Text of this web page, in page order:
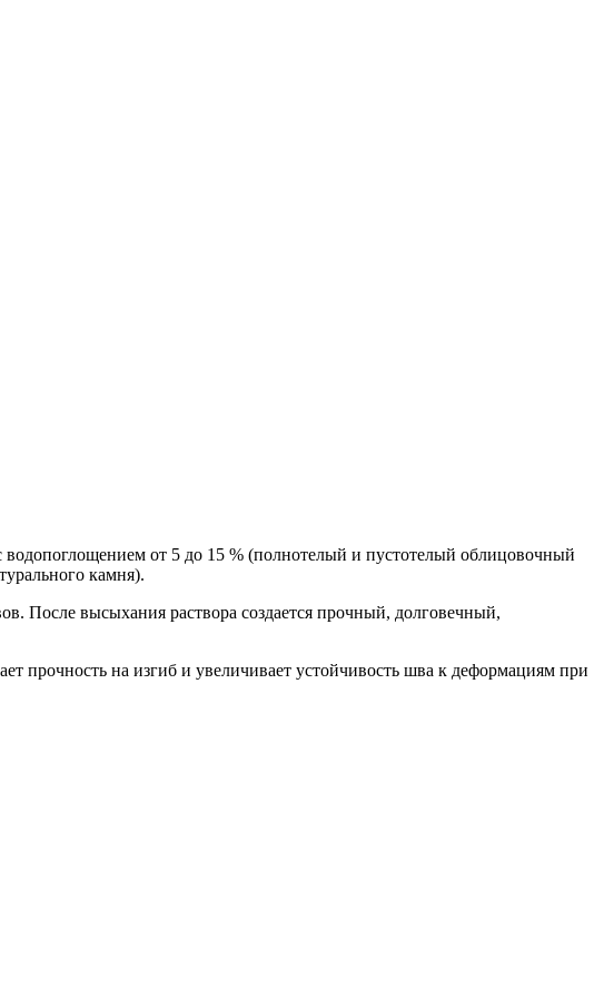
водопоглощением от 5 до 15 % (полнотелый и пустотелый облицовочный
камня).
После высыхания раствора создается прочный, долговечный,
прочность на изгиб и увеличивает устойчивость шва к деформациям при